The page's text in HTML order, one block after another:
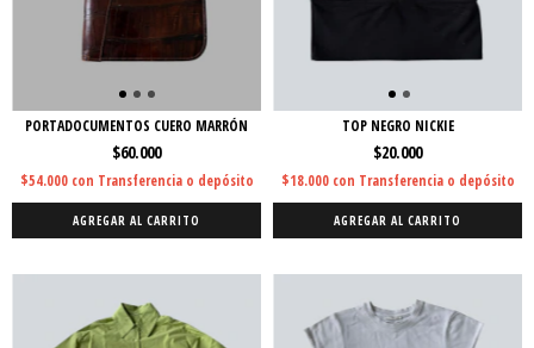
PORTADOCUMENTOS CUERO MARRÓN
$60.000
$54.000 con Transferencia o depósito
AGREGAR AL CARRITO
TOP NEGRO NICKIE
$20.000
$18.000 con Transferencia o depósito
AGREGAR AL CARRITO